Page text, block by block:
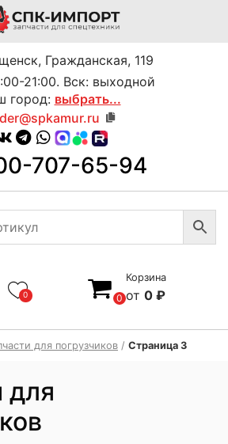
Гражданская, 119
21:00. Вск: выходной
город: выбрать...
707-65-94
0 0
Корзина
0 ₽
для погрузчиков / Страница 3
для